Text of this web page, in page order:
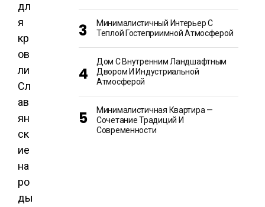
Сл
ав
ян
ск
ие
на
ро
ды
Минималистичный Интерьер С
Теплой Гостеприимной Атмосферой
Дом С Внутренним Ландшафтным
Двором И Индустриальной
Атмосферой
Минималистичная Квартира —
Сочетание Традиций И
Современности